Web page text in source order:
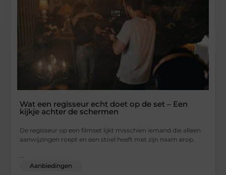
Wat een regisseur echt doet op de set – Een
kijkje achter de schermen
De regisseur op een filmset lijkt misschien iemand die alleen
aanwijzingen roept en een stoel heeft met zijn naam erop.
...
Aanbiedingen